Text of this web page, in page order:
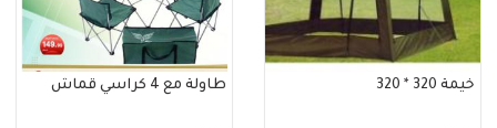
خيمة 320 * 320 طاولة مع 4 كراسي قماش